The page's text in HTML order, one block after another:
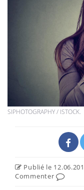
SIPHOTOGRAPHY / ISTOCK.
Publié le
Commenter